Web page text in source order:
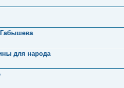
для народа